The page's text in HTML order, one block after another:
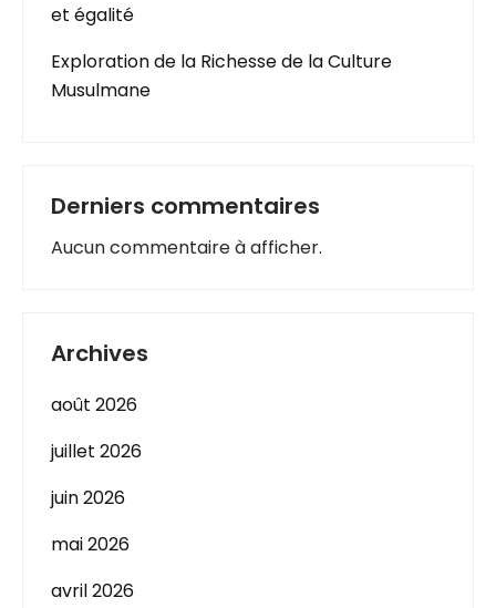
et égalité
Exploration de la Richesse de la Culture
Musulmane
Derniers commentaires
Aucun commentaire à afficher.
Archives
août 2026
juillet 2026
juin 2026
mai 2026
avril 2026